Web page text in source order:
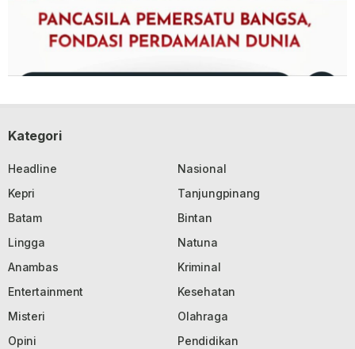
Kategori
Headline
Nasional
Kepri
Tanjungpinang
Batam
Bintan
Lingga
Natuna
Anambas
Kriminal
Entertainment
Kesehatan
Misteri
Olahraga
Opini
Pendidikan